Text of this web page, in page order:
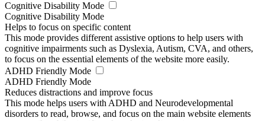
Cognitive Disability Mode
Cognitive Disability Mode
Helps to focus on specific content
This mode provides different assistive options to help users with
cognitive impairments such as Dyslexia, Autism, CVA, and others,
to focus on the essential elements of the website more easily.
ADHD Friendly Mode
ADHD Friendly Mode
Reduces distractions and improve focus
This mode helps users with ADHD and Neurodevelopmental
disorders to read, browse, and focus on the main website elements